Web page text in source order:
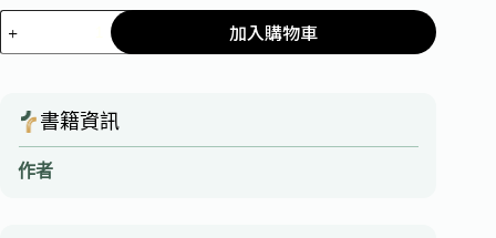
加入購物車
書籍資訊
作者